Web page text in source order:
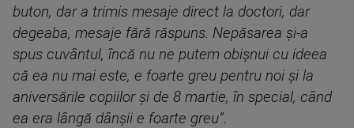
buton, dar a trimis mesaje direct la doctori, dar
degeaba, mesaje fără răspuns. Nepăsarea și-a
spus cuvântul, încă nu ne putem obișnui cu ideea
că ea nu mai este, e foarte greu pentru noi și la
aniversările copiilor și de 8 martie, în special, când
ea era lângă dânșii e foarte greu”.